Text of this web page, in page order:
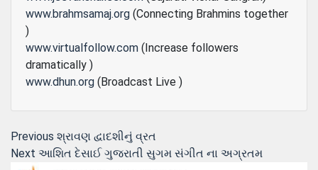
www.brahmsamaj.org (Connecting Brahmins together
)
www.virtualfollow.com (Increase followers
dramatically )
www.dhun.org (Broadcast Live )
Post
Previous Previous
post:
શ્રાવણ દ્વાદશીનું વ્રત
Next Next
આશિત દેસાઈ ગુજરાતી સુગમ સંગીત ના અગ્રતમ